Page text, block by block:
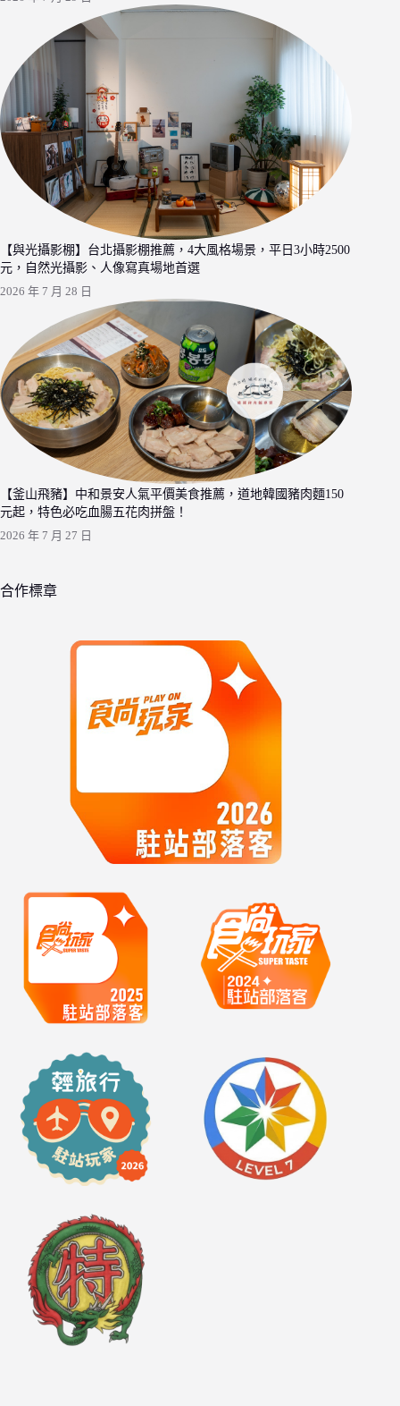
【與光攝影棚】台北攝影棚推薦，4大風格場景，平日3小時2500
元，自然光攝影、人像寫真場地首選
2026 年 7 月 28 日
【釜山飛豬】中和景安人氣平價美食推薦，道地韓國豬肉麵150
元起，特色必吃血腸五花肉拼盤！
2026 年 7 月 27 日
合作標章